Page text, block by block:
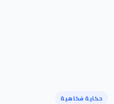
حكاية فكاهية